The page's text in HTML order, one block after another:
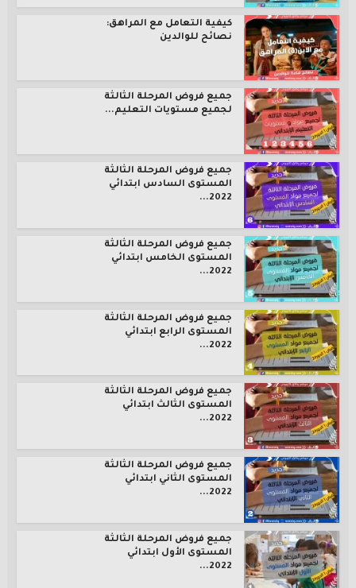
كيفية التعامل مع المراهق:
نصائح للوالدين
جميع فروض المرحلة الثالثة
لجميع مستويات التعليم...
جميع فروض المرحلة الثالثة
المستوى السادس ابتدائي
2022...
جميع فروض المرحلة الثالثة
المستوى الخامس ابتدائي
2022...
جميع فروض المرحلة الثالثة
المستوى الرابع ابتدائي
2022...
جميع فروض المرحلة الثالثة
المستوى الثالث ابتدائي
2022...
جميع فروض المرحلة الثالثة
المستوى الثاني ابتدائي
2022...
جميع فروض المرحلة الثالثة
المستوى الأول ابتدائي
2022...